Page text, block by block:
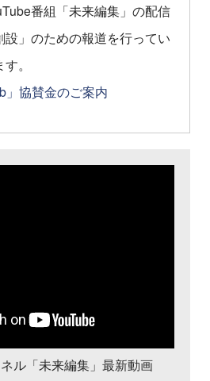
番組「未来編集」の配信
設」のための報道を行ってい
。
」協賛金のご案内
ル「未来編集」最新動画